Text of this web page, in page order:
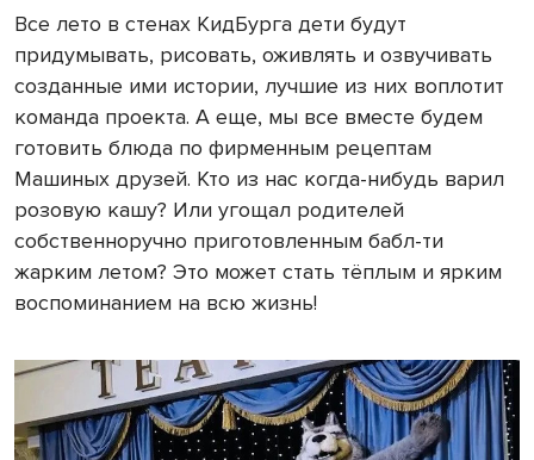
Все лето в стенах КидБурга дети будут
придумывать, рисовать, оживлять и озвучивать
созданные ими истории, лучшие из них воплотит
команда проекта. А еще, мы все вместе будем
готовить блюда по фирменным рецептам
Машиных друзей. Кто из нас когда-нибудь варил
розовую кашу? Или угощал родителей
собственноручно приготовленным бабл-ти
жарким летом? Это может стать тёплым и ярким
воспоминанием на всю жизнь!